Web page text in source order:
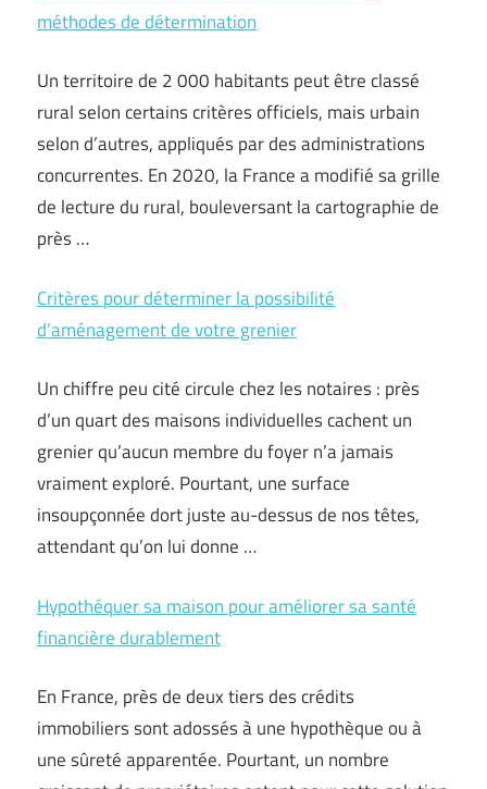
méthodes de détermination
Un territoire de 2 000 habitants peut être classé
rural selon certains critères officiels, mais urbain
selon d’autres, appliqués par des administrations
concurrentes. En 2020, la France a modifié sa grille
de lecture du rural, bouleversant la cartographie de
près …
Critères pour déterminer la possibilité
d’aménagement de votre grenier
Un chiffre peu cité circule chez les notaires : près
d’un quart des maisons individuelles cachent un
grenier qu’aucun membre du foyer n’a jamais
vraiment exploré. Pourtant, une surface
insoupçonnée dort juste au-dessus de nos têtes,
attendant qu’on lui donne …
Hypothéquer sa maison pour améliorer sa santé
financière durablement
En France, près de deux tiers des crédits
immobiliers sont adossés à une hypothèque ou à
une sûreté apparentée. Pourtant, un nombre